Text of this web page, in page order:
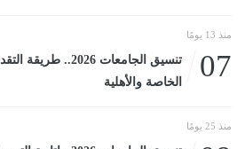
منذ 13 يومًا
07
تنسيق الجامعات
الخاصة والأهلية
منذ 25 يومًا